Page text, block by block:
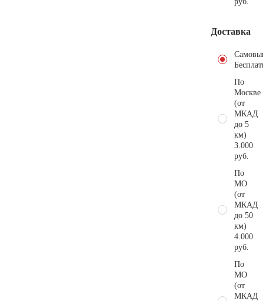
Доставка
По
Москве
(от
МКАД
до 5
км)
3.000
руб.
По
МО
(от
МКАД
до 50
км)
4.000
руб.
По
МО
(от
МКАД